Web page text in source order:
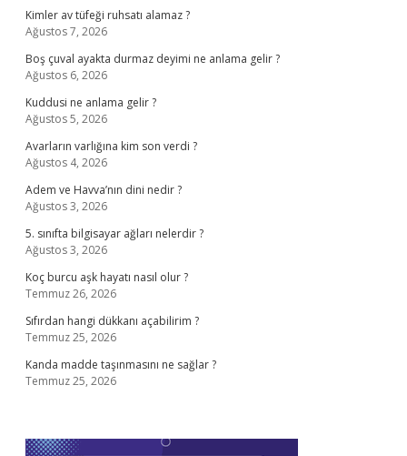
Kimler av tüfeği ruhsatı alamaz ?
Ağustos 7, 2026
Boş çuval ayakta durmaz deyimi ne anlama gelir ?
Ağustos 6, 2026
Kuddusi ne anlama gelir ?
Ağustos 5, 2026
Avarların varlığına kim son verdi ?
Ağustos 4, 2026
Adem ve Havva’nın dini nedir ?
Ağustos 3, 2026
5. sınıfta bilgisayar ağları nelerdir ?
Ağustos 3, 2026
Koç burcu aşk hayatı nasıl olur ?
Temmuz 26, 2026
Sıfırdan hangi dükkanı açabilirim ?
Temmuz 25, 2026
Kanda madde taşınmasını ne sağlar ?
Temmuz 25, 2026